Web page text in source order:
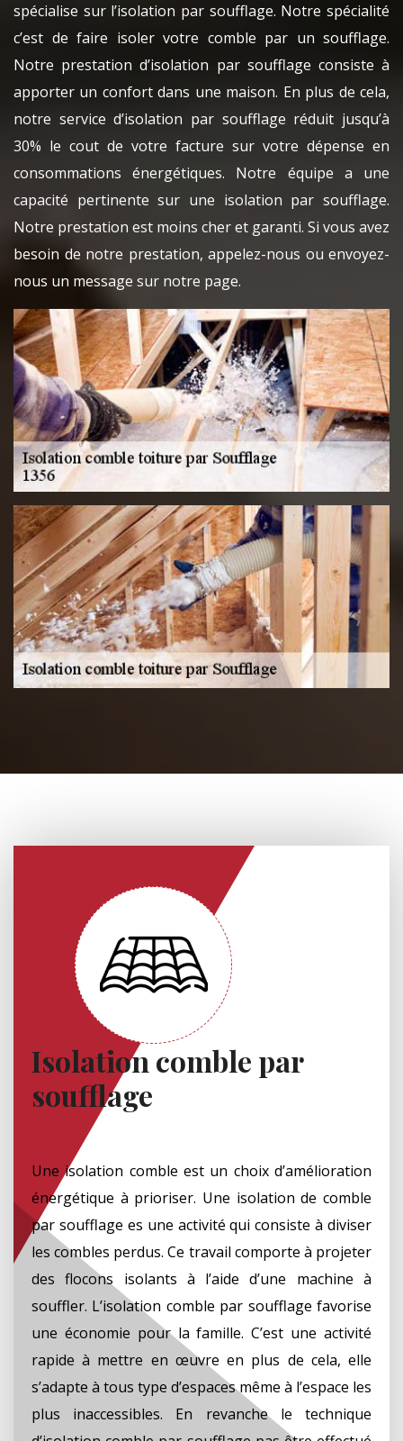
spécialise sur l’isolation par soufflage. Notre spécialité
c’est de faire isoler votre comble par un soufflage.
Notre prestation d’isolation par soufflage consiste à
apporter un confort dans une maison. En plus de cela,
notre service d’isolation par soufflage réduit jusqu’à
30% le cout de votre facture sur votre dépense en
consommations énergétiques. Notre équipe a une
capacité pertinente sur une isolation par soufflage.
Notre prestation est moins cher et garanti. Si vous avez
besoin de notre prestation, appelez-nous ou envoyez-
nous un message sur notre page.
Isolation comble par
soufflage
Une isolation comble est un choix d’amélioration
énergétique à prioriser. Une isolation de comble
par soufflage es une activité qui consiste à diviser
les combles perdus. Ce travail comporte à projeter
des flocons isolants à l’aide d’une machine à
souffler. L’isolation comble par soufflage favorise
une économie pour la famille. C’est une activité
rapide à mettre en œuvre en plus de cela, elle
s’adapte à tous type d’espaces même à l’espace les
plus inaccessibles. En revanche le technique